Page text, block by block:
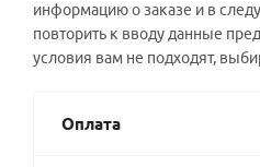
информацию о заказе и в
повторить к вводу данные
условия вам не подходят,
Оплата